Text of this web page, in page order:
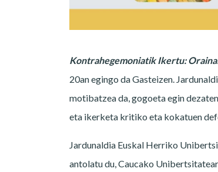
Kontrahegemoniatik Ikertu:
20an egingo da Gasteizen.
motibatzea da, gogoeta egin
eta ikerketa kritiko eta kokatuen
Jardunaldia Euskal Herriko
antolatu du, Caucako